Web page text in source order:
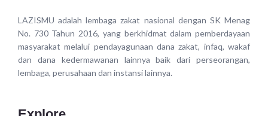
LAZISMU adalah lembaga zakat nasional dengan SK Menag
No. 730 Tahun 2016, yang berkhidmat dalam pemberdayaan
masyarakat melalui pendayagunaan dana zakat, infaq, wakaf
dan dana kedermawanan lainnya baik dari perseorangan,
lembaga, perusahaan dan instansi lainnya.